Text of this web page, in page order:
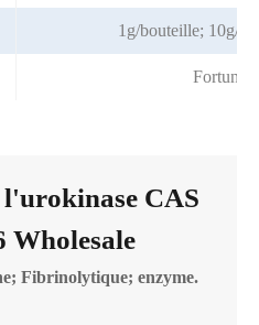
1g/bouteille; 10g/
CAS
Wholesale
Fibrinolytique; enzyme.